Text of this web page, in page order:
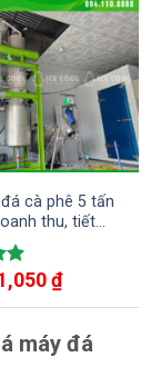
cà phê 5 tấn
thu, tiết
₫
máy đá